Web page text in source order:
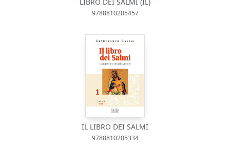
9788810205457
IL LIBRO DEI SALMI
9788810205334